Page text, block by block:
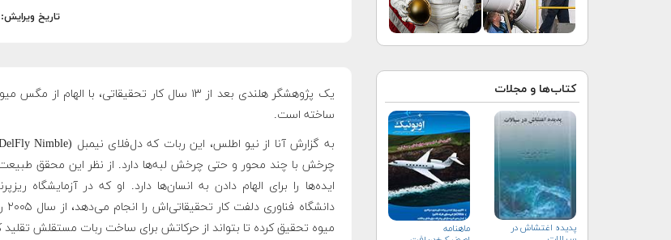
کتاب‌ها و مجلات
پدیده اغتشاش در
ماهنامه
تاریخ
یک پژوهشگر هلندی بعد از ۱۳ سال کار تحقیقاتی، با الهام
ساخته است.
چرخش با چند محور و حتی چرخش لبه‌ها دارد. از نظر این محقق
میوه تحقیق کرده تا بتواند از حرکاتش برای ساخت ربات مستقلش تقلید